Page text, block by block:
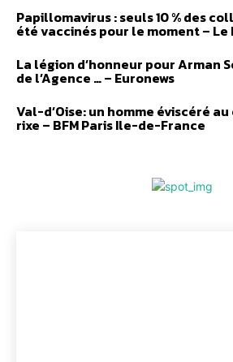
Papillomavirus : seuls 10 % des
été vaccinés pour le moment – Le
La légion d’honneur pour Arman
de l’Agence … – Euronews
Val-d’Oise: un homme éviscéré
rixe – BFM Paris Ile-de-France